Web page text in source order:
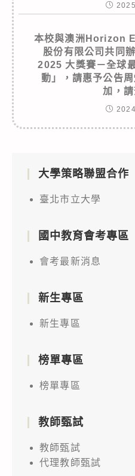
本校與澳洲Horizon
股份有限公司共同
2025 大獎賽－全球
動」，請惠予公告
加，請
大學策略聯盟合作
臺北市立大學
國中教育會考專區
會考最新消息
新生專區
新生專區
榜單專區
榜單專區
教師甄試
教師甄試
代理教師甄試